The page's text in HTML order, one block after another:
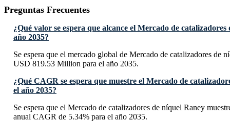
Preguntas Frecuentes
¿Qué valor se espera que alcance el Mercado de
año 2035?
Se espera que el mercado global de Mercado de catalizadores de
USD 819.53 Million para el año 2035.
¿Qué CAGR se espera que muestre el Mercado de
el año 2035?
Se espera que el Mercado de catalizadores de níquel Raney
anual CAGR de 5.34% para el año 2035.